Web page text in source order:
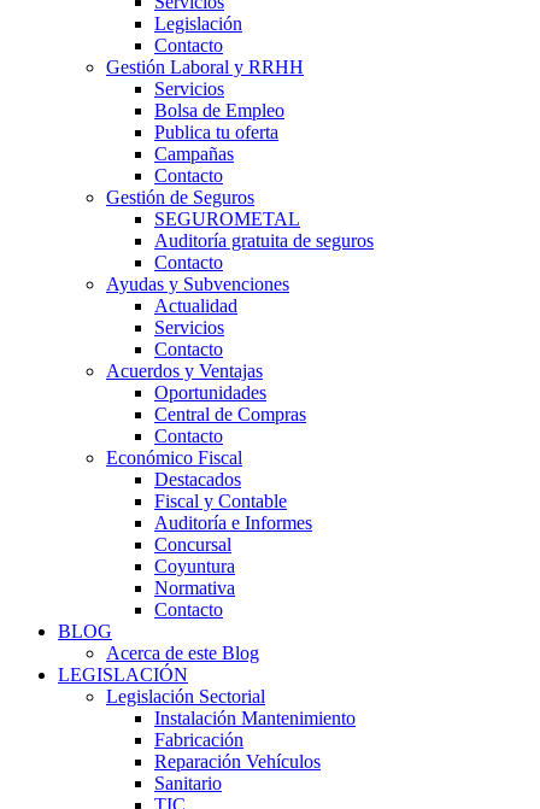
Legislación
Contacto
Gestión Laboral y RRHH
Servicios
Bolsa de Empleo
Publica tu oferta
Campañas
Contacto
Gestión de Seguros
SEGUROMETAL
Auditoría gratuita de seguros
Contacto
Ayudas y Subvenciones
Actualidad
Servicios
Contacto
Acuerdos y Ventajas
Oportunidades
Central de Compras
Contacto
Económico Fiscal
Destacados
Fiscal y Contable
Auditoría e Informes
Concursal
Coyuntura
Normativa
Contacto
BLOG
Acerca de este Blog
LEGISLACIÓN
Legislación Sectorial
Instalación Mantenimiento
Fabricación
Reparación Vehículos
Sanitario
TIC